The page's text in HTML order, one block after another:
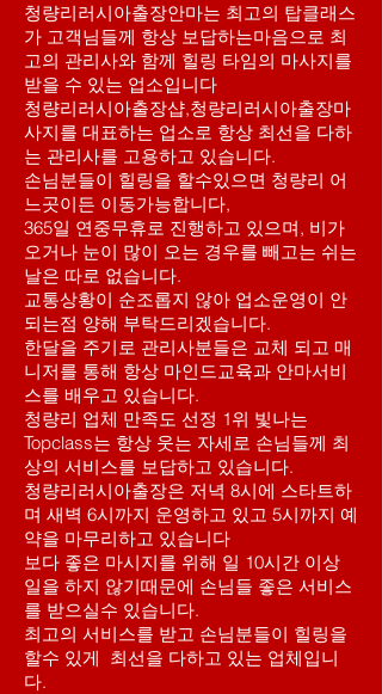
청량리러시아출장안마는 최고의 탑클래스
가 고객님들께 항상 보답하는마음으로 최
고의 관리사와 함께 힐링 타임의 마사지를
받을 수 있는 업소입니다
청량리러시아출장샵,청량리러시아출장마
사지를 대표하는 업소로 항상 최선을 다하
는 관리사를 고용하고 있습니다.
손님분들이 힐링을 할수있으면 청량리 어
느곳이든 이동가능합니다,
365일 연중무휴로 진행하고 있으며, 비가
오거나 눈이 많이 오는 경우를 빼고는 쉬는
날은 따로 없습니다.
교통상황이 순조롭지 않아 업소운영이 안
되는점 양해 부탁드리겠습니다.
한달을 주기로 관리사분들은 교체 되고 매
니저를 통해 항상 마인드교육과 안마서비
스를 배우고 있습니다.
청량리 업체 만족도 선정 1위 빛나는
Topclass는 항상 웃는 자세로 손님들께 최
상의 서비스를 보답하고 있습니다.
청량리러시아출장은 저녁 8시에 스타트하
며 새벽 6시까지 운영하고 있고 5시까지 예
약을 마무리하고 있습니다
보다 좋은 마시지를 위해 일 10시간 이상
일을 하지 않기때문에 손님들 좋은 서비스
를 받으실수 있습니다.
​최고의 서비스를 받고 손님분들이 힐링을
할수 있게 최선을 다하고 있는 업체입니
다.